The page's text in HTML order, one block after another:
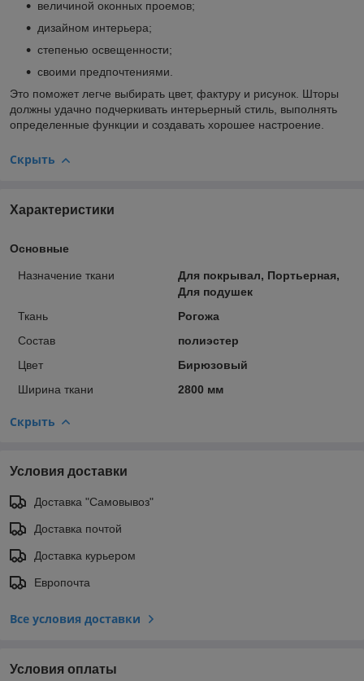
величиной оконных проемов;
дизайном интерьера;
степенью освещенности;
своими предпочтениями.
Это поможет легче выбирать цвет, фактуру и рисунок. Шторы
должны удачно подчеркивать интерьерный стиль, выполнять
определенные функции и создавать хорошее настроение.
Скрыть
Характеристики
Основные
Назначение ткани
Для покрывал, Портьерная,
Для подушек
Ткань
Рогожа
Состав
полиэстер
Цвет
Бирюзовый
Ширина ткани
2800 мм
Скрыть
Условия доставки
Доставка "Самовывоз"
Доставка почтой
Доставка курьером
Европочта
Все условия доставки
Условия оплаты